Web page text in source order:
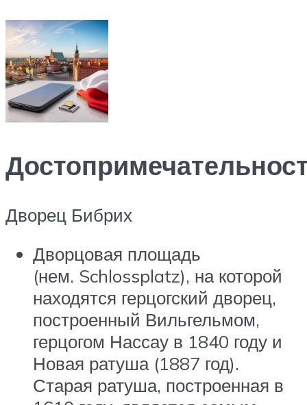
Дворец Бибрих
Дворцовая площадь
(нем. Schlossplatz), на которой
находятся герцогский дворец,
построенный Вильгельмом,
герцогом Нассау в 1840 году и
Новая ратуша (1887 год).
Старая ратуша, построенная в